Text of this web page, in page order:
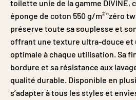
toilette unie de la gamme DIVINE,
éponge de coton 550 g/m² "zéro
préserve toute sa souplesse et
offrant une texture ultra-douce et
optimale à chaque utilisation. Sa
bordure et sa résistance aux
qualité durable. Disponible en
s’adapter à tous les styles et